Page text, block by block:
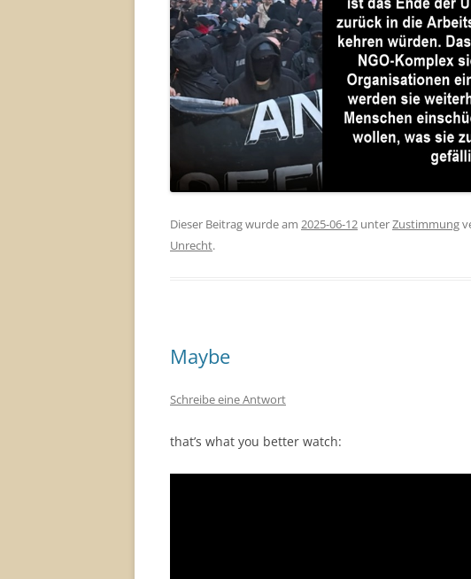
Dieser Beitrag wurde am 2025-06-12 unterZustimmung
Unrecht.
Maybe
Schreibe eine Antwort
that’s what you better watch: